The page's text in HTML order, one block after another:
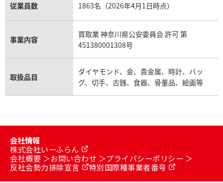
従業員数 1863名（2026年4月1日時点）
事業内容
買取業 神奈川県公安委員会 許可 第
451380001308号
取扱品目
ダイヤモンド、金、貴金属、時計、バッ
グ、切手、古銭、食器、骨董品、絵画等
会社情報
株式会社いーふらん
会社概要
お問い合わせ
プライバシーポリシー
反社会勢力排除宣言
特別国際種事業者番号